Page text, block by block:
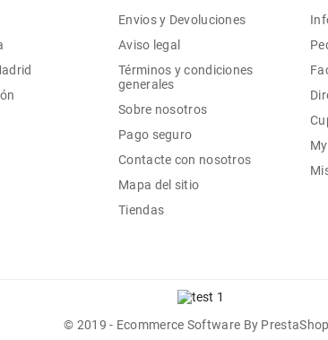
Envios y Devoluciones
Aviso legal
Términos y condiciones
generales
Sobre nosotros
Pago seguro
Contacte con nosotros
Mapa del sitio
Tiendas
© 2019 - Ecommerce Software By